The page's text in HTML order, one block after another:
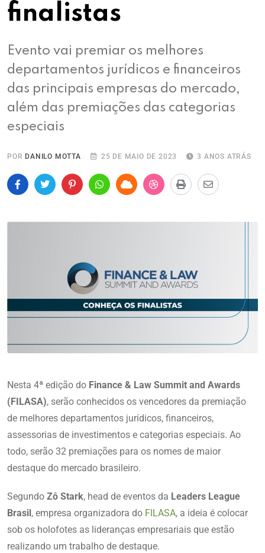
finalistas
Evento vai premiar os melhores
departamentos jurídicos e financeiros
das principais empresas do mercado,
além das premiações das categorias
especiais
POR DANILO MOTTA 25 DE MAIO DE 2023 3 ANOS ATRÁS
Nesta 4ª edição do Finance & Law Summit and Awards
(FILASA), serão conhecidos os vencedores da premiação
de melhores departamentos jurídicos, financeiros,
assessorias de investimentos e categorias especiais. Ao
todo, serão 32 premiações para os nomes de maior
destaque do mercado brasileiro.
Segundo Zô Stark, head de eventos da Leaders League
Brasil , empresa organizadora do FILASA, a ideia é colocar
sob os holofotes as lideranças empresariais que estão
realizando um trabalho de destaque.